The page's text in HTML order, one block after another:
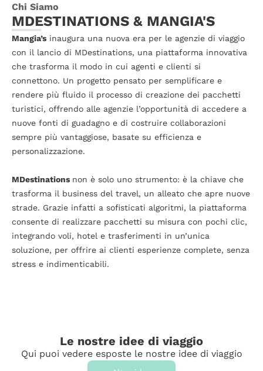
Chi Siamo
MDESTINATIONS & MANGIA'S
Mangia’s inaugura una nuova era per le agenzie di viaggio
con il lancio di MDestinations, una piattaforma innovativa
che trasforma il modo in cui agenti e clienti si
connettono. Un progetto pensato per semplificare e
rendere più fluido il processo di creazione dei pacchetti
turistici, offrendo alle agenzie l’opportunità di accedere a
nuove fonti di guadagno e di costruire collaborazioni
sempre più vantaggiose, basate su efficienza e
personalizzazione.
MDestinations non è solo uno strumento: è la chiave che
trasforma il business del travel, un alleato che apre nuove
strade. Grazie infatti a sofisticati algoritmi, la piattaforma
consente di realizzare pacchetti su misura con pochi clic,
integrando voli, hotel e trasferimenti in un’unica
soluzione, per offrire ai clienti esperienze complete, senza
stress e indimenticabili.
Le nostre idee di viaggio
Qui puoi vedere esposte le nostre idee di viaggio